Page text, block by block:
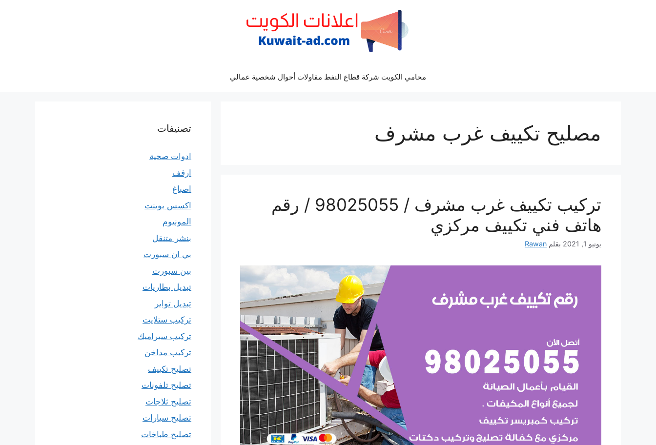
محامي الكويت شركة قطاع النفط مقاولات أحوال شخصية عمالي
مصليح تكييف غرب مشرف
تركيب تكييف غرب مشرف / 98025055 / رقم
هاتف فني تكييف مركزي
يونيو 1, 2021 بقلم Rawan
تصنيفات
ادوات صحية
ارفف
اصباغ
اكسس بوينت
المونيوم
بنشر متنقل
بي ان سبورت
بين سبورت
تبديل بطاريات
تبديل تواير
تركيب ستلايت
تركيب سيراميك
تركيب مداخن
تصليح تكييف
تصليح تلفونات
تصليح ثلاجات
تصليح سيارات
تصليح طباخات